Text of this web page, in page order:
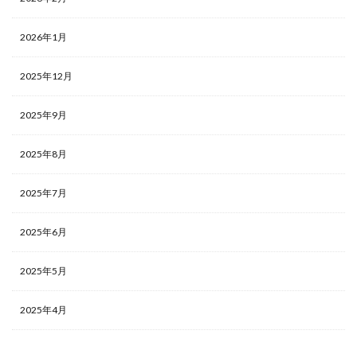
2026年1月
2025年12月
2025年9月
2025年8月
2025年7月
2025年6月
2025年5月
2025年4月